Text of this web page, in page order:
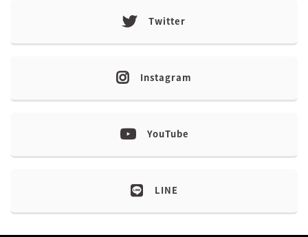
Twitter
Instagram
YouTube
LINE